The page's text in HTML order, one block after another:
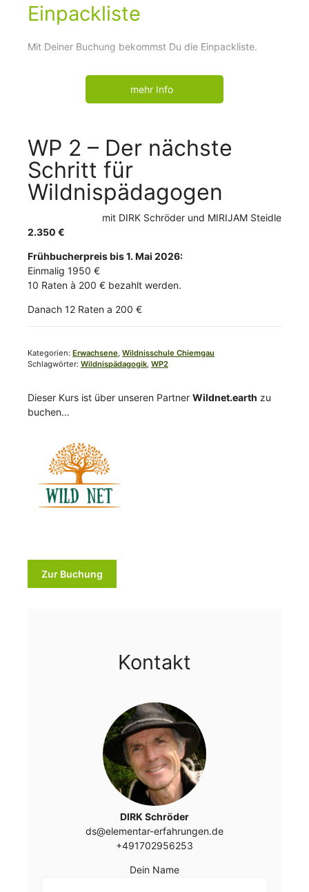
Einpackliste
Mit Deiner Buchung bekommst Du die Einpackliste.
WP 2 – Der nächste
Schritt für
Wildnispädagogen
mit DIRK Schröder
MIRIJAM Steidle
2.350 €
Frühbucherpreis bis 1. Mai 2026:
Einmalig 1950 €
10 Raten à 200 € bezahlt werden.
Danach 12 Raten a 200 €
Kategorien: Erwachsene Wildnisschule Chiemgau
Schlagwörter: Wildnispädagogik WP2
Dieser Kurs ist über unseren Partner Wildnet.earth zu
buchen…
Zur Buchung
Kontakt
DIRK Schröder
ds@elementar-erfahrungen.de
+491702956253
Bitte lasse dieses Feld leer.
Bitte lasse dieses Feld leer.
Dein Name